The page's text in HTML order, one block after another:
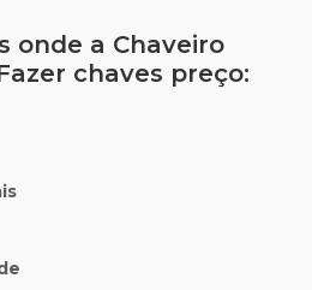
onde a Chaveiro
chaves preço: